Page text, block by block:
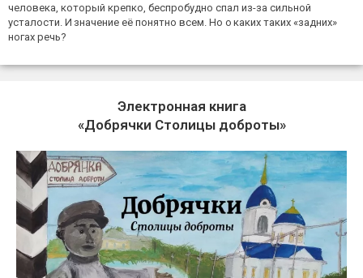
человека, который крепко, беспробудно спал из-за сильной
усталости. И значение её понятно всем. Но о каких таких «задних»
ногах речь?
Электронная книга
«Добрячки Столицы доброты»